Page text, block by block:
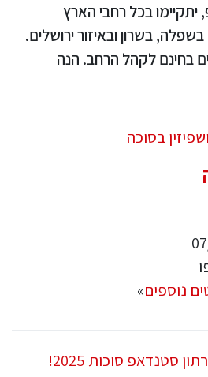
בכל רחבי הארץ
בשרון ובאיזור ירושלים.
בחינם לקהל הרחב. הנה
נוספים»